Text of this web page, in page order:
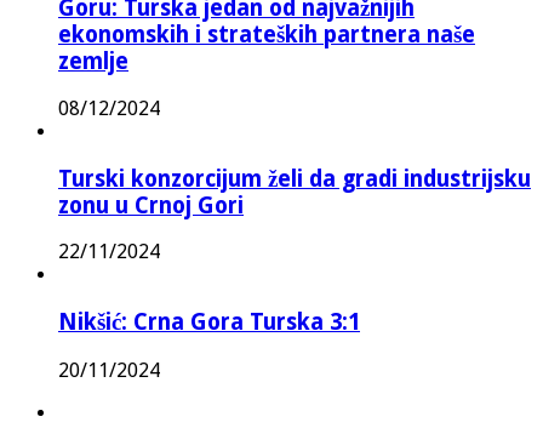
Goru: Turska jedan od najvažnijih
ekonomskih i strateških partnera naše
zemlje
08/12/2024
Turski konzorcijum želi da gradi industrijsku
zonu u Crnoj Gori
22/11/2024
Nikšić: Crna Gora Turska 3:1
20/11/2024